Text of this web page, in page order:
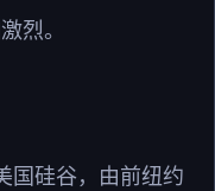
烈。
国硅谷，由前纽约